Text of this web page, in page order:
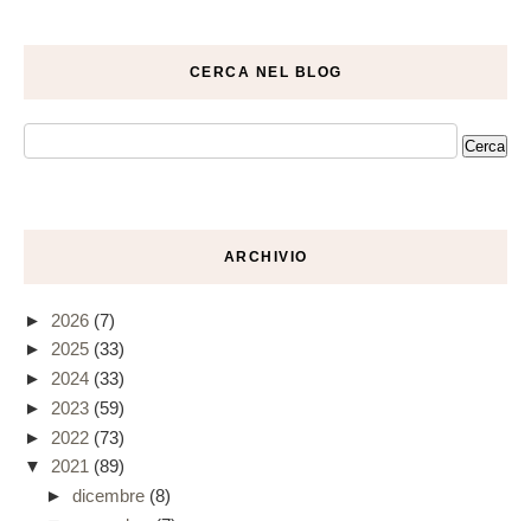
CERCA NEL BLOG
ARCHIVIO
► 2026 (7)
► 2025 (33)
► 2024 (33)
► 2023 (59)
► 2022 (73)
▼ 2021 (89)
► dicembre (8)